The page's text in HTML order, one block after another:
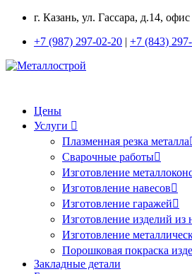
г. Казань, ул. Гассара, д.14, офис
+7 (987) 297-02-20 | +7 (843)
Цены
Услуги
Плазменная резка металла
Сварочные работы
Изготовление
Изготовление навесов
Изготовление гаражей
Изготовление изделий из
Изготовление
Порошковая покраска
Закладные детали